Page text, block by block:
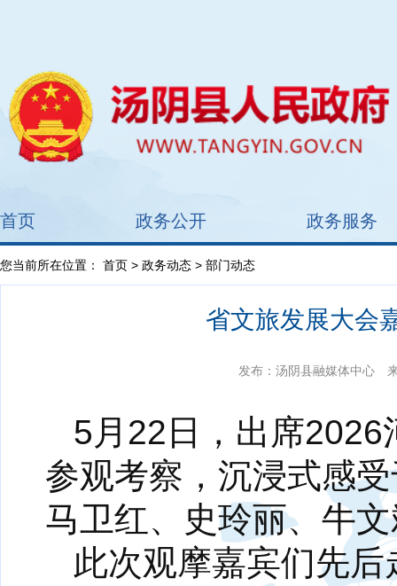
首页 政务公开 政务服务
您当前所在位置： 首页 > 政务动态 > 部门动态
省文旅发展大会
发布：汤阴县融媒体中心
5月22日，出席2026
参观考察，沉浸式感
马卫红、史玲丽、牛
此次观摩嘉宾们先